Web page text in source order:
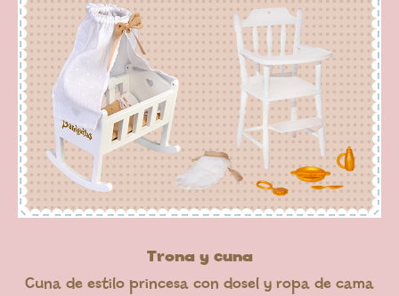
Trona y cuna
Cuna de estilo princesa con dosel y ropa de cama